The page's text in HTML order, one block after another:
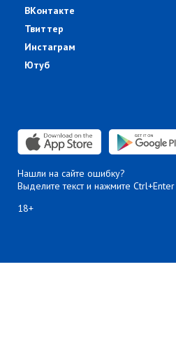
ВКонтакте
Твиттер
Инстаграм
Ютуб
Нашли на сайте ошибку?
Выделите текст и нажмите Ctrl+Enter
18+